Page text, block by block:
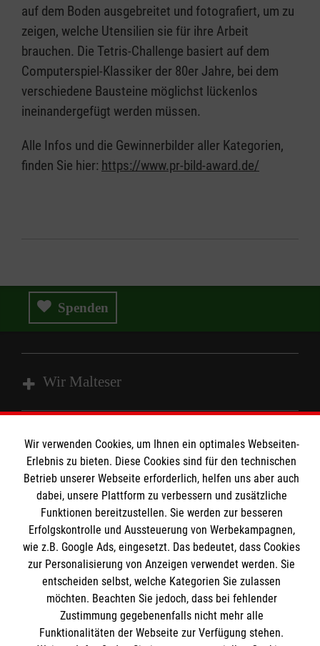
auf dem Boden ausgebreitet und fotografiert, um zu
zeigen, welche Utensilien sie für ihre Arbeit
brauchen. Die Tetris-Challenge basiert auf dem
Computerspiel-Klassiker der 80er Jahre, bei dem
verschiedene Bausteine möglichst lückenlos
ineinandergefügt werden müssen.
Alle Infos und die Gewinnerbilder aller Kategorien,
finden Sie hier: https://www.pr-bild-award.de/
Spenden
Wir Malteser
Angebote und Leistungen
Unsere Kurse
Mitarbeiten
Wir Malteser
Informationen
Kontakt
Pressestelle
Impressum
Datenschutz
Malteser online
Malteser Jugend
Malteser International
Spendenkonto
Wir verwenden Cookies, um Ihnen ein optimales Webseiten-
Erlebnis zu bieten. Diese Cookies sind für den technischen
Betrieb unserer Webseite erforderlich, helfen uns aber auch
dabei, unsere Plattform zu verbessern und zusätzliche
Funktionen bereitzustellen. Sie werden zur besseren
Erfolgskontrolle und Aussteuerung von Werbekampagnen,
wie z.B. Google Ads, eingesetzt. Das bedeutet, dass Cookies
zur Personalisierung von Anzeigen verwendet werden. Sie
entscheiden selbst, welche Kategorien Sie zulassen
möchten. Beachten Sie jedoch, dass bei fehlender
Zustimmung gegebenenfalls nicht mehr alle
Funktionalitäten der Webseite zur Verfügung stehen.